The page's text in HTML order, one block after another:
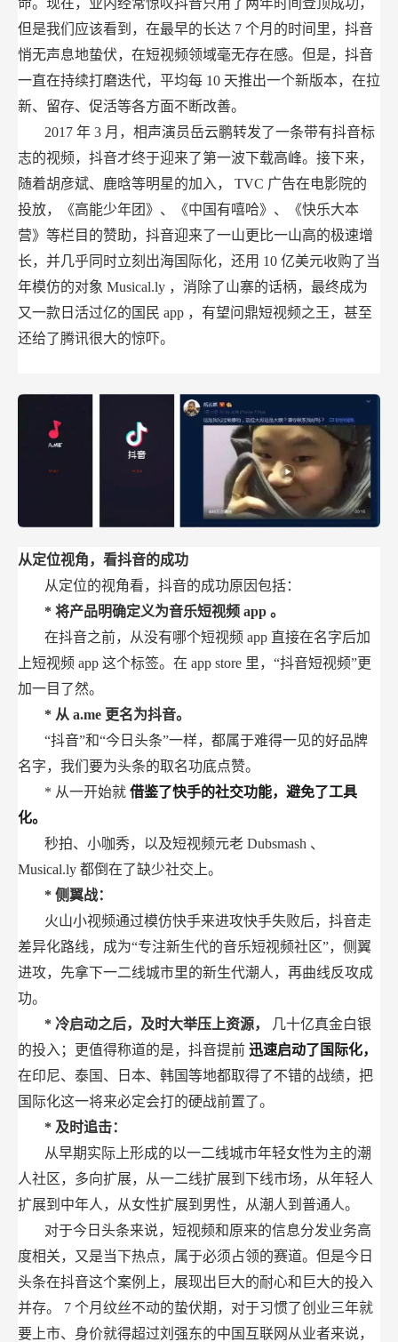
命。现在，业内经常惊叹抖音只用了两年时间登顶成功，
但是我们应该看到，在最早的长达 7 个月的时间里，抖音
悄无声息地蛰伏，在短视频领域毫无存在感。但是，抖音
一直在持续打磨迭代，平均每 10 天推出一个新版本，在拉
新、留存、促活等各方面不断改善。
2017 年 3 月，相声演员岳云鹏转发了一条带有抖音标
志的视频，抖音才终于迎来了第一波下载高峰。接下来，
随着胡彦斌、鹿晗等明星的加入， TVC 广告在电影院的
投放，《高能少年团》、《中国有嘻哈》、《快乐大本
营》等栏目的赞助，抖音迎来了一山更比一山高的极速增
长，并几乎同时立刻出海国际化，还用 10 亿美元收购了当
年模仿的对象 Musical.ly ，消除了山寨的话柄，最终成为
又一款日活过亿的国民 app ，有望问鼎短视频之王，甚至
还给了腾讯很大的惊吓。
从定位视角，看抖音的成功
从定位的视角看，抖音的成功原因包括：
* 将产品明确定义为音乐短视频 app 。
在抖音之前，从没有哪个短视频 app 直接在名字后加
上短视频 app 这个标签。在 app store 里，“抖音短视频”更
加一目了然。
* 从 a.me 更名为抖音。
“抖音”和“今日头条”一样，都属于难得一见的好品牌
名字，我们要为头条的取名功底点赞。
* 从一开始就 借鉴了快手的社交功能，避免了工具
化。
秒拍、小咖秀，以及短视频元老 Dubsmash 、
Musical.ly 都倒在了缺少社交上。
* 侧翼战：
火山小视频通过模仿快手来进攻快手失败后，抖音走
差异化路线，成为“专注新生代的音乐短视频社区”，侧翼
进攻，先拿下一二线城市里的新生代潮人，再曲线反攻成
功。
* 冷启动之后，及时大举压上资源，
几十亿真金白银
的投入；更值得称道的是，抖音提前 迅速启动了国际化，
在印尼、泰国、日本、韩国等地都取得了不错的战绩，把
国际化这一将来必定会打的硬战前置了。
* 及时追击：
从早期实际上形成的以一二线城市年轻女性为主的潮
人社区，多向扩展，从一二线扩展到下线市场，从年轻人
扩展到中年人，从女性扩展到男性，从潮人到普通人。
对于今日头条来说，短视频和原来的信息分发业务高
度相关，又是当下热点，属于必须占领的赛道。但是今日
头条在抖音这个案例上，展现出巨大的耐心和巨大的投入
并存。 7 个月纹丝不动的蛰伏期，对于习惯了创业三年就
要上市、身价就得超过刘强东的中国互联网从业者来说，